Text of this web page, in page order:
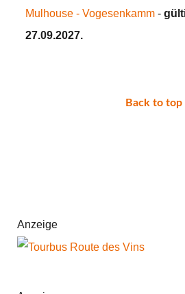
Mulhouse - Vogesenkamm -
27.09.2027.
Back to top
Anzeige